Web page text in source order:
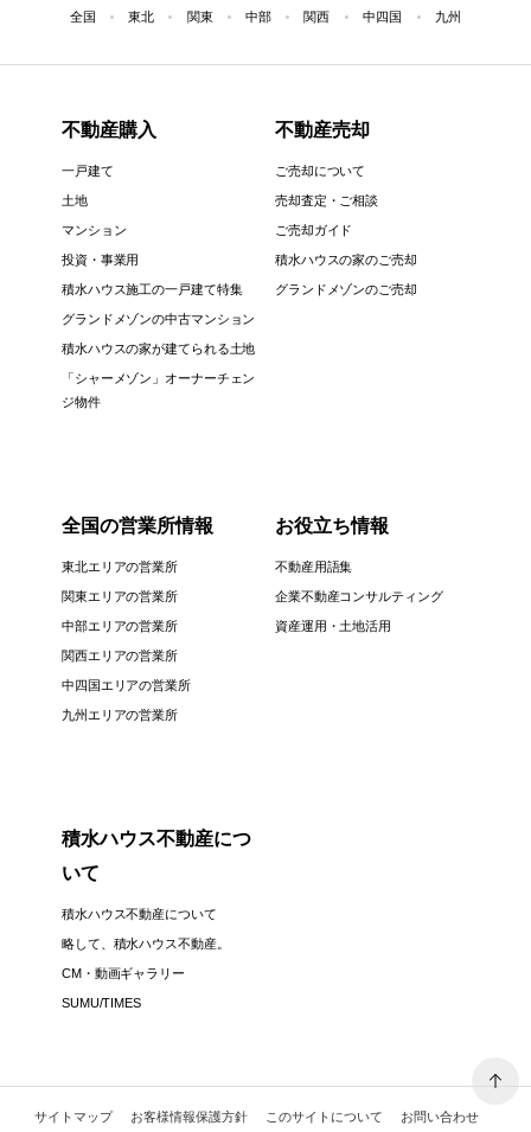
全国 東北 関東 中部 関西 中四国 九州
不動産購入
一戸建て
土地
マンション
投資・事業用
積水ハウス施工の一戸建て特集
グランドメゾンの中古マンション
積水ハウスの家が建てられる土地
「シャーメゾン」オーナーチェン
ジ物件
不動産売却
ご売却について
売却査定・ご相談
ご売却ガイド
積水ハウスの家のご売却
グランドメゾンのご売却
全国の営業所情報
東北エリアの営業所
関東エリアの営業所
中部エリアの営業所
関西エリアの営業所
中四国エリアの営業所
九州エリアの営業所
お役立ち情報
不動産用語集
企業不動産コンサルティング
資産運用・土地活用
積水ハウス不動産につ
いて
積水ハウス不動産について
略して、積水ハウス不動産。
CM・動画ギャラリー
SUMU/TIMES
サイトマップ お客様情報保護方針 このサイトについて お問い合わせ